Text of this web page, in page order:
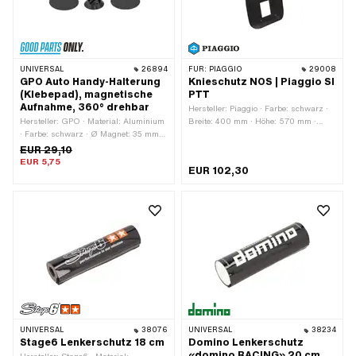
UNIVERSAL 26894
GPO Auto Handy-Halterung
(Klebepad), magnetische
Aufnahme, 360° drehbar
Hersteller: GPO · Material: Aluminium
· Farbe: schwarz · Ø Magnet: 35 mm ·
Höhe: 40 mm
EUR 29,10
EUR 5,75
FÜR: PIAGGIO 29008
Knieschutz NOS | Piaggio SI
PTT
Hersteller: Piaggio · Farbe: schwarz ·
Breite: 400 mm · Höhe: 570 mm ·
EUR 102,30
UNIVERSAL 38076
Stage6 Lenkerschutz 18 cm
UNIVERSAL 38234
Domino Lenkerschutz